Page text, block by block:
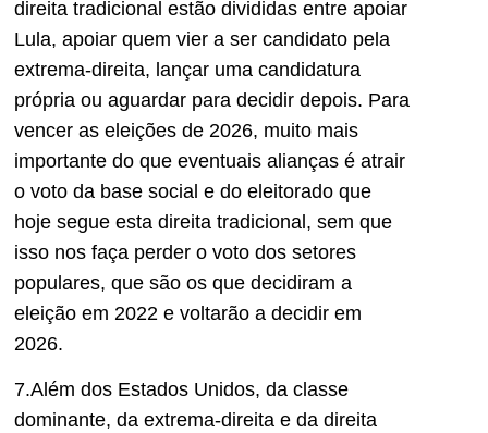
direita tradicional estão divididas entre apoiar
Lula, apoiar quem vier a ser candidato pela
extrema-direita, lançar uma candidatura
própria ou aguardar para decidir depois. Para
vencer as eleições de 2026, muito mais
importante do que eventuais alianças é atrair
o voto da base social e do eleitorado que
hoje segue esta direita tradicional, sem que
isso nos faça perder o voto dos setores
populares, que são os que decidiram a
eleição em 2022 e voltarão a decidir em
2026.
7.Além dos Estados Unidos, da classe
dominante, da extrema-direita e da direita